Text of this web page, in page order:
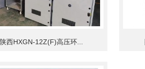
陕西HXGN-12Z(F)高压环...